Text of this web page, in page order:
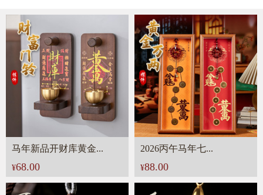
马年新品开财库黄金...
¥68.00
2026丙午马年七...
¥88.00